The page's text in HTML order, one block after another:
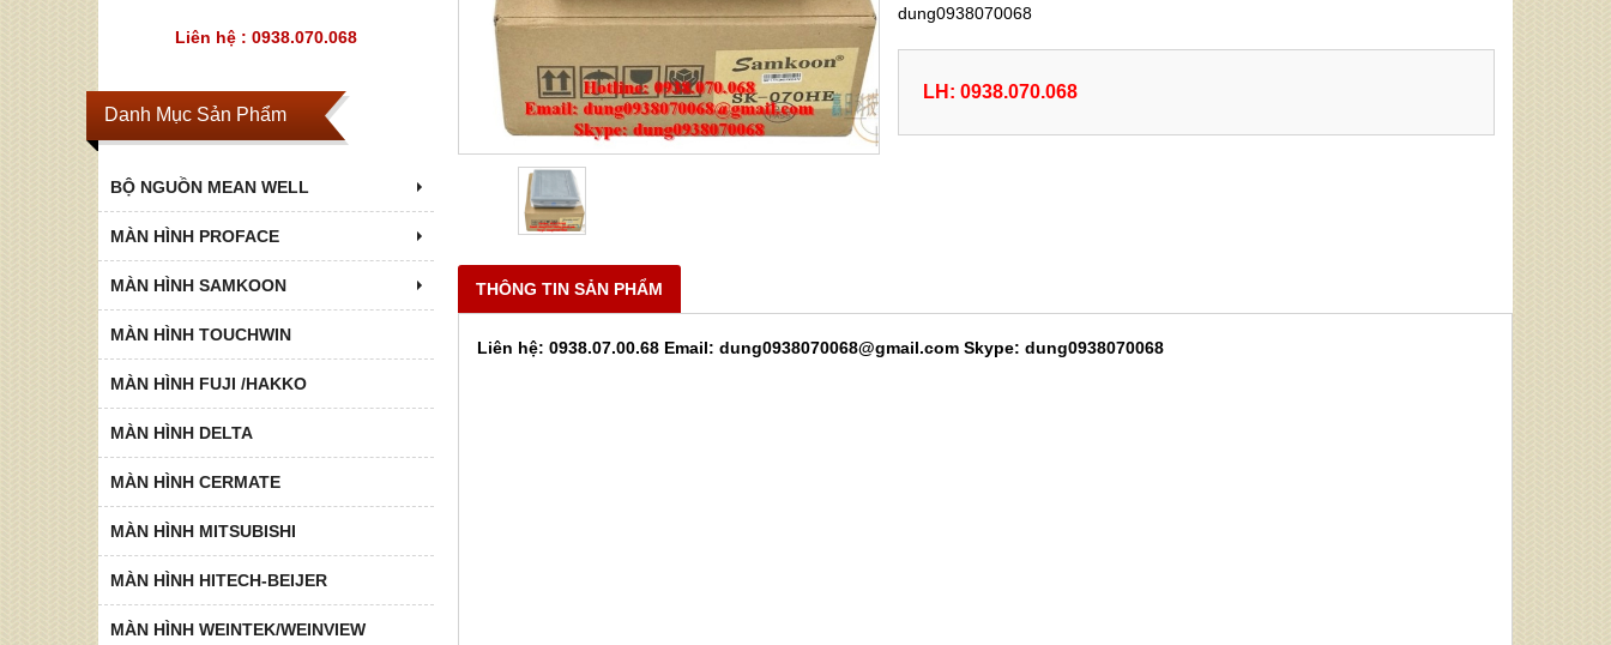
Liên hệ : 0938.070.068
Danh Mục Sản Phẩm
BỘ NGUỒN MEAN WELL
MÀN HÌNH PROFACE
MÀN HÌNH SAMKOON
MÀN HÌNH TOUCHWIN
MÀN HÌNH FUJI /HAKKO
MÀN HÌNH DELTA
MÀN HÌNH CERMATE
MÀN HÌNH MITSUBISHI
MÀN HÌNH HITECH-BEIJER
MÀN HÌNH WEINTEK/WEINVIEW
dung0938070068
LH: 0938.070.068
THÔNG TIN SẢN PHẨM
Liên hệ: 0938.07.00.68 Email: dung0938070068@gmail.com Skype: dung0938070068